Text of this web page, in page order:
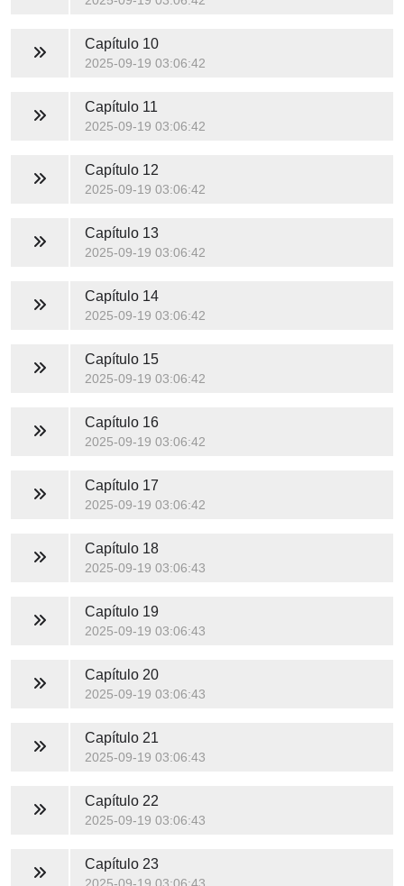
Capítulo 10
2025-09-19 03:06:42
Capítulo 11
2025-09-19 03:06:42
Capítulo 12
2025-09-19 03:06:42
Capítulo 13
2025-09-19 03:06:42
Capítulo 14
2025-09-19 03:06:42
Capítulo 15
2025-09-19 03:06:42
Capítulo 16
2025-09-19 03:06:42
Capítulo 17
2025-09-19 03:06:42
Capítulo 18
2025-09-19 03:06:43
Capítulo 19
2025-09-19 03:06:43
Capítulo 20
2025-09-19 03:06:43
Capítulo 21
2025-09-19 03:06:43
Capítulo 22
2025-09-19 03:06:43
Capítulo 23